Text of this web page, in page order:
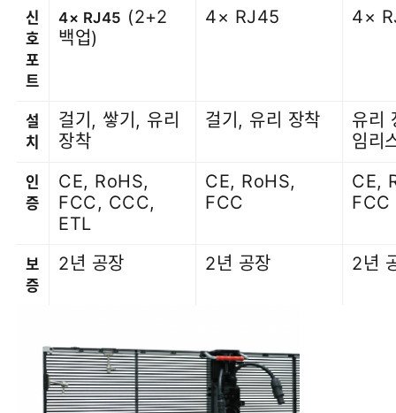
신
호
포
트
4× RJ45 (2+2
백업)
4× RJ45 4×
설
치
걸기, 쌓기, 유리
장착
걸기, 유리 장착
유리
임리
인
증
CE, RoHS,
FCC, CCC,
ETL
CE, RoHS,
FCC
CE,
FCC
보
증
2년 공장 2년 공장 2년